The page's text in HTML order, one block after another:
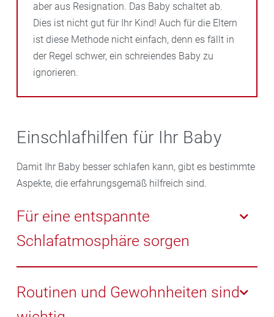
aber aus Resignation. Das Baby schaltet ab.
Dies ist nicht gut für Ihr Kind! Auch für die Eltern
ist diese Methode nicht einfach, denn es fällt in
der Regel schwer, ein schreiendes Baby zu
ignorieren.
Einschlafhilfen für Ihr Baby
Damit Ihr Baby besser schlafen kann, gibt es bestimmte
Aspekte, die erfahrungsgemäß hilfreich sind.
Für eine entspannte
Schlafatmosphäre sorgen
Wichtig für eine gute Schlafumgebung des Babys sind
die folgenden Tipps, die auch zur Vorbeugung des
Routinen und Gewohnheiten sind